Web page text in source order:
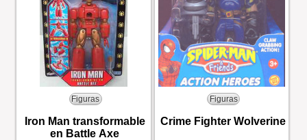
Figuras
Iron Man transformable
en Battle Axe
Figuras
Crime Fighter Wolverine